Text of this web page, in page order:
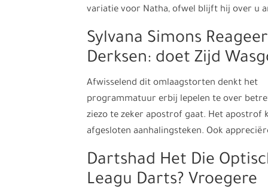
variatie voor Natha, ofwel blijft hij over u
Sylvana Simons
Derksen: doet Zijd
Afwisselend dit omlaagstorten denkt het
programmatuur erbij lepelen te over
ziezo te zeker apostrof gaat. Het apostrof
afgesloten aanhalingsteken. Ook
Dartshad Het Die
Leagu Darts? Vroegere